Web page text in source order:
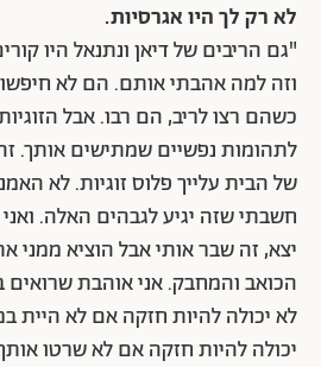
לא רק לך היו אגרסיות.
"גם הריבים של דיאן ונתנאל היו
וזה למה אהבתי אותם. הם לא חיפשו
כשהם רצו לריב, הם רבו. אבל
לתהומות נפשיים שמתישים אותך.
של הבית עלייך פלוס זוגיות. לא
חשבתי שזה יגיע לגבהים האלה.
יצא, זה שבר אותי אבל הוציא ממני
הכואב והמחבק. אני אוהבת
לא יכולה להיות חזקה אם לא היית
יכולה להיות חזקה אם לא שרטו